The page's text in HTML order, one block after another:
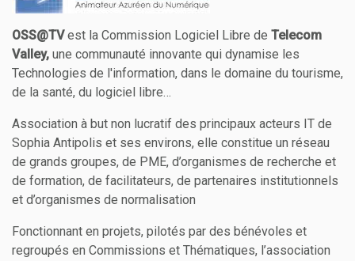
OSS@TVest la Commission Logiciel Libre de Telecom
Valley, une communauté innovante qui dynamise les
Technologies de l'information, dans le domaine du tourisme,
de la santé, du logiciel libre…
Association à but non lucratif des principaux acteurs IT de
Sophia Antipolis et ses environs, elle constitue un réseau
de grands groupes, de PME, d’organismes de recherche et
de formation, de facilitateurs, de partenaires institutionnels
et d’organismes de normalisation
Fonctionnant en projets, pilotés par des bénévoles et
regroupés en Commissions et Thématiques, l’association